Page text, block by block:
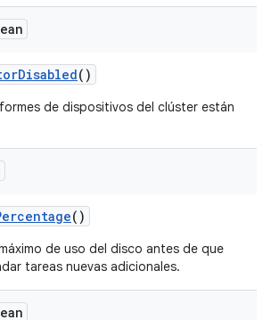
Disabled()
de dispositivos del clúster están
()
de uso del disco antes de que
tareas nuevas adicionales.